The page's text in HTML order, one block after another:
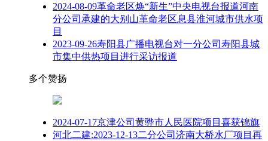
2024-08-09革命老区焕“新生”中央电视台报道河南
分公司承建的大别山革命老区息县淮河城市供水项
目
2023-09-26寿阳县广播电视台对一分公司寿阳县城
市集中供热项目进行采访报道
多个赞扬
2024-07-17京津公司黄骅市人民医院项目喜获锦旗
河北二建:2023-12-13二分公司济南大桥水厂项目再